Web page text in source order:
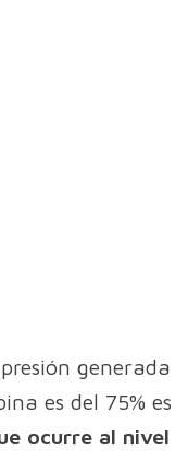
generada
es del 75% es
ocurre al nivel